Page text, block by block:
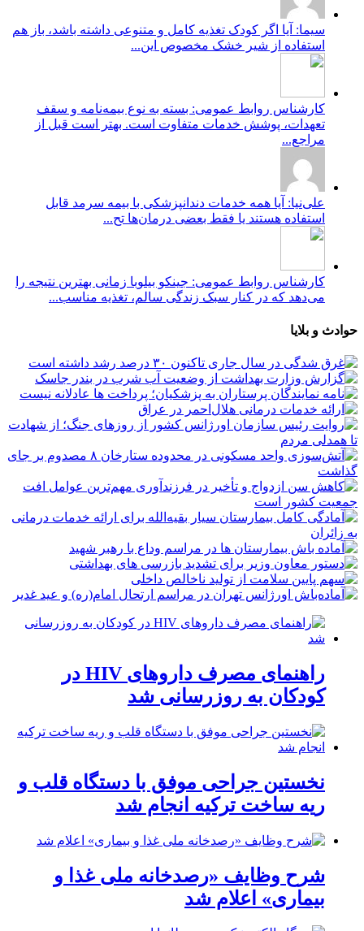
سیما: آیا اگر کودک تغذیه کامل و متنوعی داشته باشد، باز هم
استفاده از شیر خشک مخصوص این...
کارشناس روابط عمومی: بسته به نوع بیمه‌نامه و سقف
تعهدات، پوشش خدمات متفاوت است. بهتر است قبل از
مراجع...
علی‌نیا: آیا همه خدمات دندانپزشکی با بیمه سرمد قابل
استفاده هستند یا فقط بعضی درمان‌ها تح...
کارشناس روابط عمومی: جینکو بیلوبا زمانی بهترین نتیجه را
می‌دهد که در کنار سبک زندگی سالم، تغذیه مناسب...
حوادث و بلایا
راهنمای مصرف داروهای HIV در
کودکان به روزرسانی شد
نخستین جراحی موفق با دستگاه قلب و
ریه ساخت ترکیه انجام شد
شرح وظایف «رصدخانه ملی غذا و
بیماری» اعلام شد